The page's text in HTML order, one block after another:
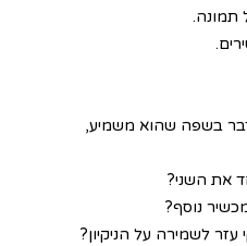
תמונה.
בשפה שהוא משמיע,
את השני?
נוסף?
לשמירה על הניקיון?